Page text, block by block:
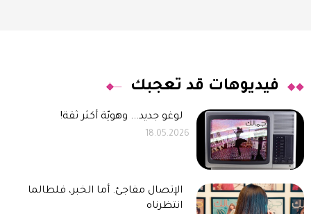
فيديوهات قد تعجبك
لوغو جديد... وهويّة أكثر ثقة!
18.05.2026
الإتصال مفاجئ. أما الخبر، فلطالما
انتظرناه